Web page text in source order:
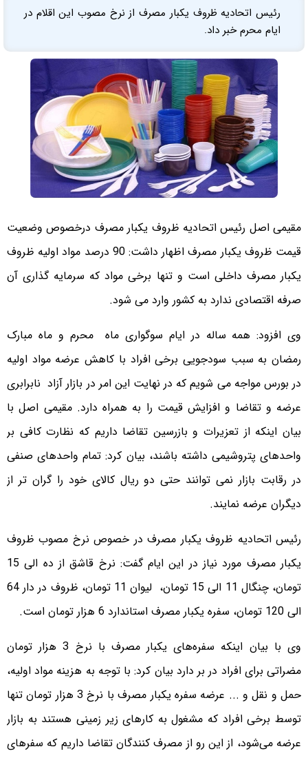
رئیس اتحادیه ظروف یکبار مصرف از نرخ مصوب این اقلام در
ایام محرم خبر داد.
مقیمی اصل رئیس اتحادیه ظروف یکبار مصرف درخصوص وضعیت
قیمت ظروف یکبار مصرف اظهار داشت: 90 درصد مواد اولیه ظروف
یکبار مصرف داخلی است و تنها برخی مواد که سرمایه گذاری آن
صرفه اقتصادی ندارد به کشور وارد می شود.
وی افزود: همه ساله در ایام سوگواری ماه محرم و ماه مبارک
رمضان به سبب سودجویی برخی افراد با کاهش عرضه مواد اولیه
در بورس مواجه می شویم که در نهایت این امر در بازار آزاد نابرابری
عرضه و تقاضا و افزایش قیمت را به همراه دارد. مقیمی اصل با
بیان اینکه از تعزیرات و بازرسین تقاضا داریم که نظارت کافی بر
واحدهای پتروشیمی داشته باشند، بیان کرد: تمام واحدهای صنفی
در رقابت بازار نمی توانند حتی دو ریال کالای خود را گران تر از
دیگران عرضه نمایند.
رئیس اتحادیه ظروف یکبار مصرف در خصوص نرخ مصوب ظروف
یکبار مصرف مورد نیاز در این ایام گفت: نرخ قاشق از ده الی 15
تومان، چنگال 11 الی 15 تومان، لیوان 11 تومان، ظروف در دار 64
الی 120 تومان، سفره یکبار مصرف استاندارد 6 هزار تومان است.
وی با بیان اینکه سفره‌های یکبار مصرف با نرخ 3 هزار تومان
مضراتی برای افراد در بر دارد بیان کرد: با توجه به هزینه مواد اولیه،
حمل و نقل و ... عرضه سفره یکبار مصرف با نرخ 3 هزار تومان تنها
توسط برخی افراد که مشغول به کارهای زیر زمینی هستند به بازار
عرضه می‌شود، از این رو از مصرف کنندگان تقاضا داریم که سفرهای